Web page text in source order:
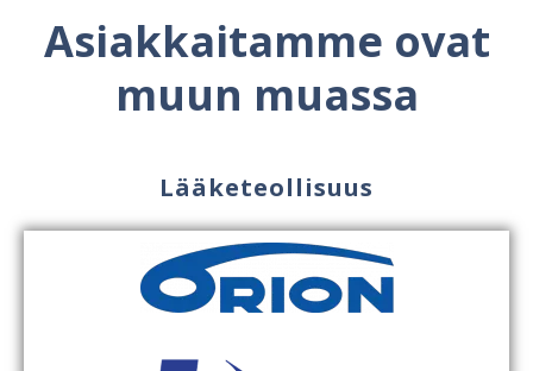
Asiakkaitamme ovat
muun muassa
Lääketeollisuus